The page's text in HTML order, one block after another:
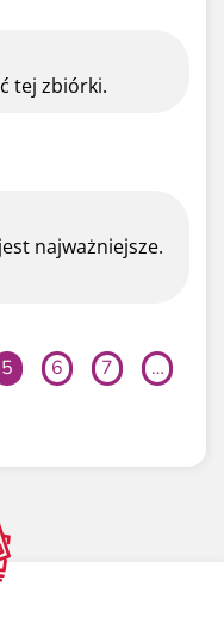
najważniejsze.
tej zbiórki.
5 6 7
…